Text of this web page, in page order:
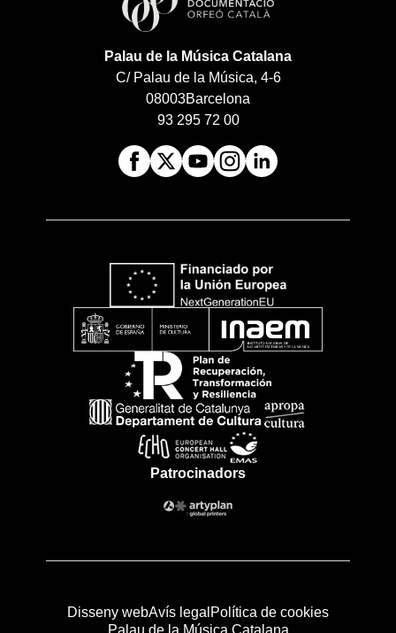
Palau de la Música Catalana
C/ Palau de la Música, 4-6
08003Barcelona
93 295 72 00
Patrocinadors
Disseny webAvís legal Política de cookies